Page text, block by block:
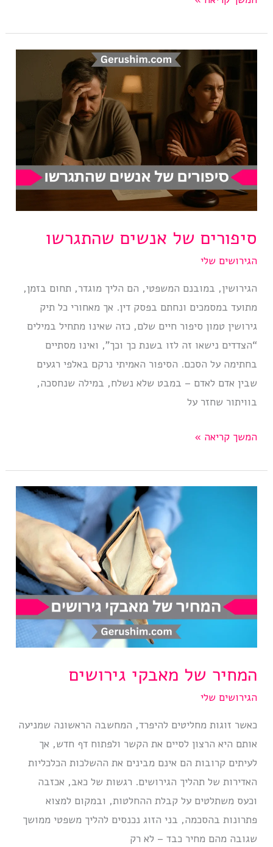
לעו”ד
יכולנו
לקנות
לכל
ילד
דירה
סיפורים של אנשים שהתגרשו
הגירושים שלי
הגירושין, במובנם המשפטי, הם הליך מוגדר, תחום בזמן,
מתועד במסמכים ונחתם בפסק דין. אך מאחורי כל תיק
גירושין טמון סיפור חיים שלם, כזה שאינו מתחיל במילים
“הצדדים נישאו זה לזו בשנת כך וכך”, ואינו מסתיים
בחתימה על הסכם. הסיפור האמיתי נרקם באלפי רגעים
שבין אדם לאדם – במבט שלא נשלח, במילה שנחסכה,
בוויתור שחזר על
סיפורים
אנשים
המשך קריאה »
המחיר של מאבקי גירושים
הגירושים שלי
כאשר זוגות מחליטים להיפרד, המחשבה הראשונה שמניעה
אותם היא הרצון לסיים את הקשר ולפתוח דף חדש, אך
לעיתים קרובות הם אינם מבינים את ההשלכות הכלכליות
האדירות של תהליך הגירושים. רגשות של כאב, אכזבה
וכעס משתלטים על קבלת ההחלטות, ובמקום למצוא
פתרונות בהסכמה, בני הזוג נכנסים להליך משפטי ממושך
שגובה מהם מחיר כבד – לא רק